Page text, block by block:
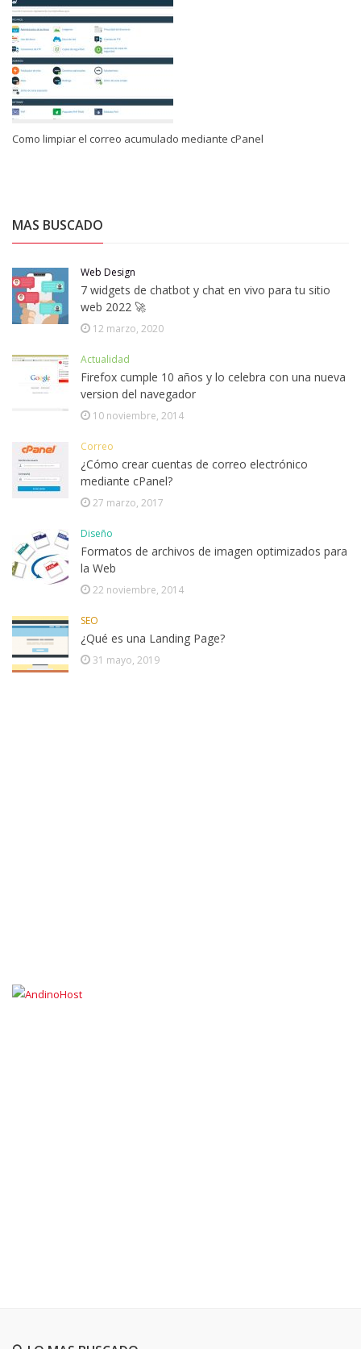
Como limpiar el correo acumulado mediante cPanel
MAS BUSCADO
Web Design
7 widgets de chatbot y chat en vivo para tu sitio
web 2022 🚀
12 marzo, 2020
Actualidad
Firefox cumple 10 años y lo celebra con una nueva
version del navegador
10 noviembre, 2014
Correo
¿Cómo crear cuentas de correo electrónico
mediante cPanel?
27 marzo, 2017
Diseño
Formatos de archivos de imagen optimizados para
la Web
22 noviembre, 2014
SEO
¿Qué es una Landing Page?
31 mayo, 2019